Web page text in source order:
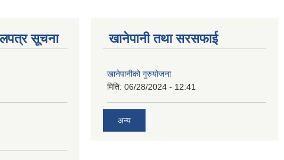
सूचना खानेपानी तथा सरसफाई
खानेपानीको गुरुयोजना
मिति: 06/28/2024 - 12:41
अन्य